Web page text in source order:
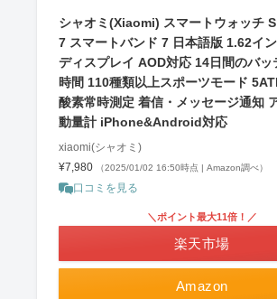
シャオミ(Xiaomi) スマートウォッチ
7 スマートバンド 7 日本語版 1.62イ
ディスプレイ AOD対応 14日間のバッ
時間 110種類以上スポーツモード
酸素常時測定 着信・メッセージ通知
動量計 iPhone&Android対応
xiaomi(シャオミ)
¥7,980
（2025/01/02 16:50時点 | Amazon調べ）
口コミを見る
Amazon
＼ポイント最大11倍！／
楽天市場